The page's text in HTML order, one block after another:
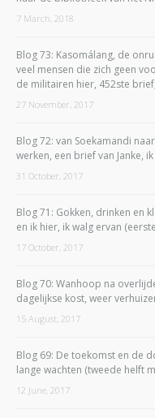
7 March, 2018
Blog 73: Kasomálang, de
veel mensen die zich geen
de militairen hier, 452ste
27 November, 2017
Blog 72: van Soekamandi
werken, een brief van Janke,
31 October, 2017
Blog 71: Gokken, drinken en
en ik hier, ik walg ervan
17 October, 2017
Blog 70: Wanhoop na
dagelijkse kost, weer
15 August, 2017
Blog 69: De toekomst en de
lange wachten (tweede helft
12 June, 2017